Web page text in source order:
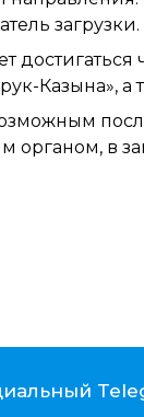
загрузки.
Казына», а
органом, в